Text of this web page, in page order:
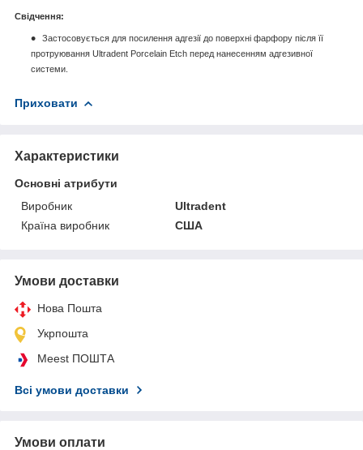
Свідчення:
Застосовується для посилення адгезії до поверхні фарфору після її
протруювання Ultradent Porcelain Etch перед нанесенням адгезивної
системи.
Приховати
Характеристики
Основні атрибути
Виробник
Ultradent
Країна виробник
США
Умови доставки
Нова Пошта
Укрпошта
Meest ПОШТА
Всі умови доставки
Умови оплати